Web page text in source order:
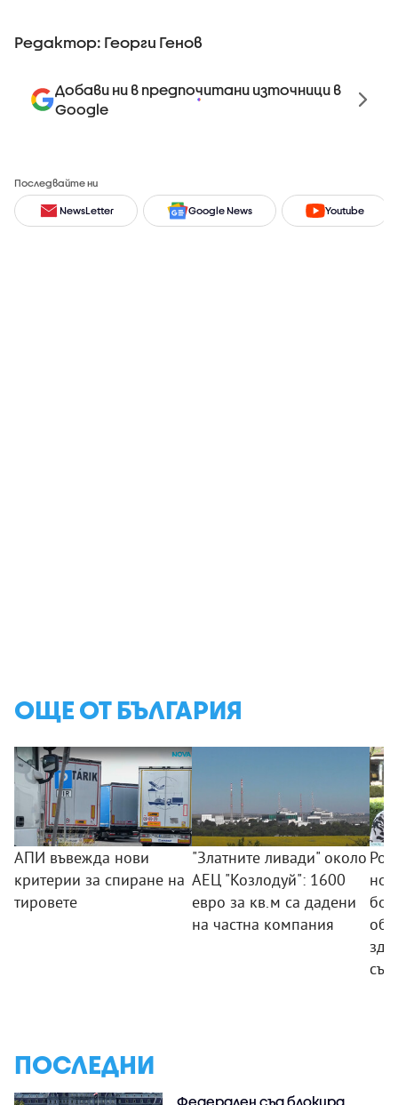
Редактор: Георги Генов
Добави ни в предпочитани източници в
Google
Последвайте ни
NewsLetter Google News Youtube
ОЩЕ ОТ БЪЛГАРИЯ
АПИ въвежда нови
критерии за спиране на
тировете
"Златните ливади" около
АЕЦ "Козлодуй": 1600
евро за кв.м са дадени
на частна компания
ПОСЛЕДНИ
Федерален съд блокира